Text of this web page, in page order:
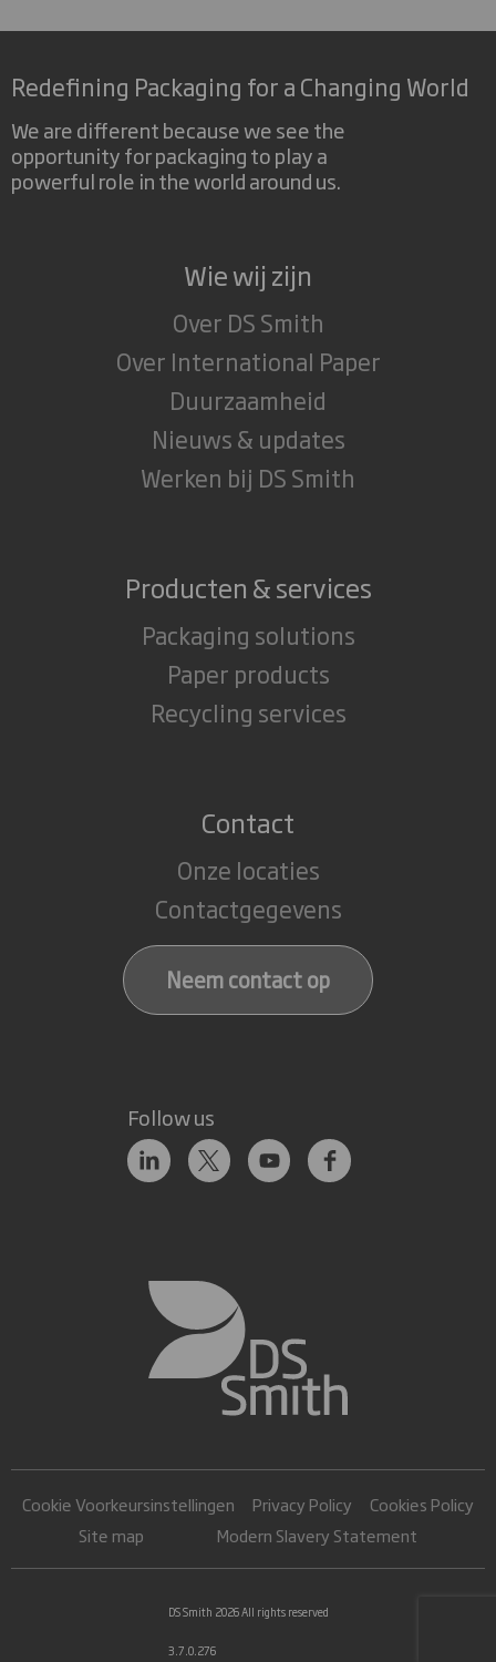
Redefining Packaging for a Changing World
We are different because we see the
opportunity for packaging to play a
powerful role in the world around us.
Wie wij zijn
Over DS Smith
Over International Paper
Duurzaamheid
Nieuws & updates
Werken bij DS Smith
Producten & services
Packaging solutions
Paper products
Recycling services
Contact
Onze locaties
Contactgegevens
Neem contact op
Follow us
Cookie Voorkeursinstellingen Privacy Policy
Cookies Policy
Site map
Modern Slavery Statement
DS Smith 2026 All rights reserved
3.7.0.276